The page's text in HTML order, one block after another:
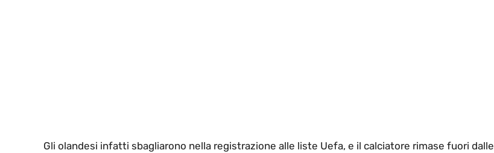
Gli olandesi infatti sbagliarono nella registrazione alle liste Uefa, e il calciatore rimase fuori dalle